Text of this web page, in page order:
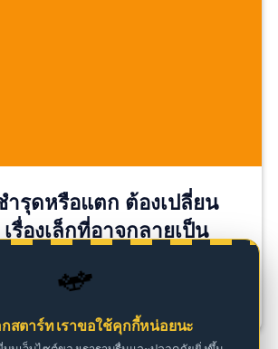
🚗
สตาร์ท เราขอใช้คุกกี้หน่อยนะ
ำรุดหรือแตก ต้องเปลี่ยน
รื่องเล็กที่อาจกลายเป็น
ดียว…ยังใช้ต่อได้ไหม? หลายคนอาจ […]